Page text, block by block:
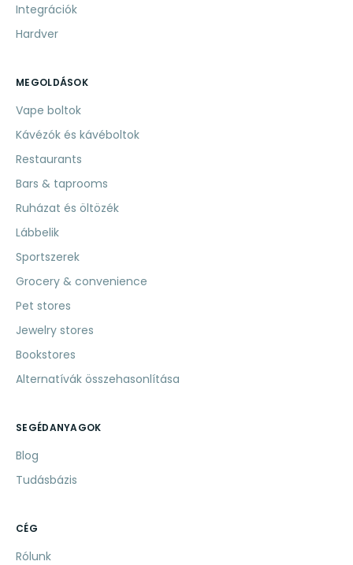
Integrációk
Hardver
MEGOLDÁSOK
Vape boltok
Kávézók és kávéboltok
Restaurants
Bars & taprooms
Ruházat és öltözék
Lábbelik
Sportszerek
Grocery & convenience
Pet stores
Jewelry stores
Bookstores
Alternatívák összehasonlítása
SEGÉDANYAGOK
Blog
Tudásbázis
CÉG
Rólunk